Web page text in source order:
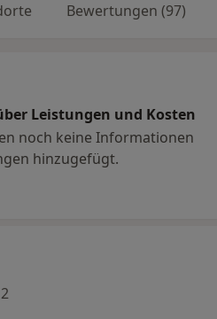
Bewertungen (97)
Leistungen und Kosten
noch keine Informationen
hinzugefügt.